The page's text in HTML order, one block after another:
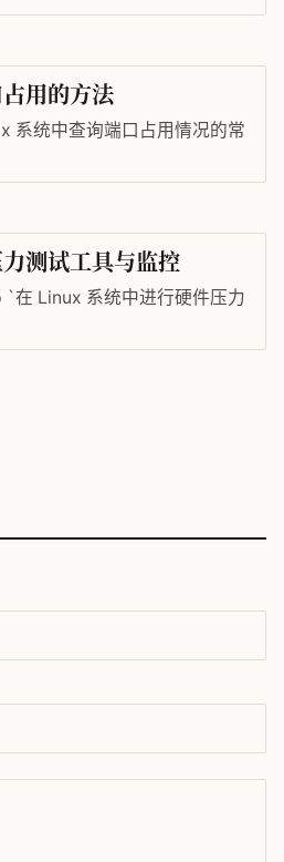
用的方法
系统中查询端口占用情况的常
测试工具与监控
Linux 系统中进行硬件压力